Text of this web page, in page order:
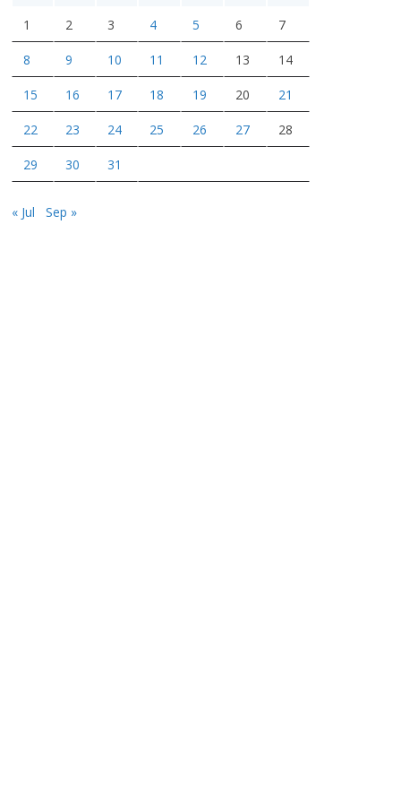
1 2 3 4 5 6 7
8 9 10 11 12 13 14
15 16 17 18 19 20 21
22 23 24 25 26 27 28
29 30 31
« Jul Sep »